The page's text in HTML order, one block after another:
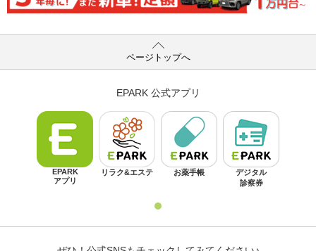
ページトップへ